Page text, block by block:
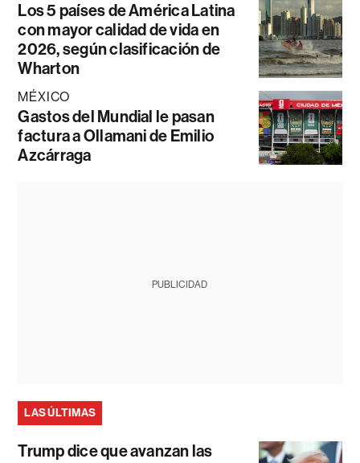
Los 5 países de América Latina
con mayor calidad de vida en
2026, según clasificación de
Wharton
MÉXICO
Gastos del Mundial le pasan
factura a Ollamani de Emilio
Azcárraga
PUBLICIDAD
LAS ÚLTIMAS
Trump dice que avanzan las